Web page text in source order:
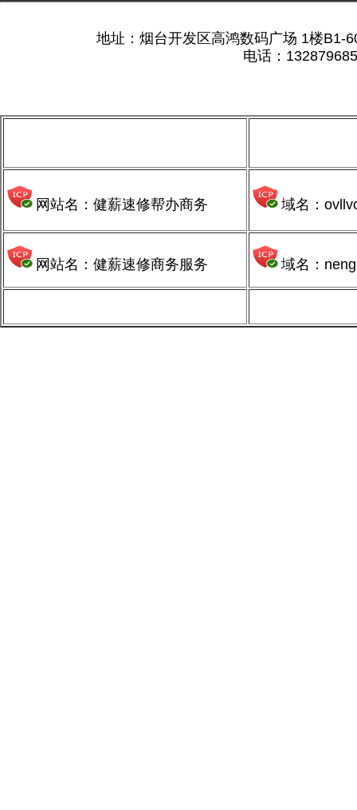
地址：烟台开发区高鸿数码广场 1楼B1-
电话：
网站名：健薪速修帮办商务 域名：
网站名：健薪速修商务服务 域名：